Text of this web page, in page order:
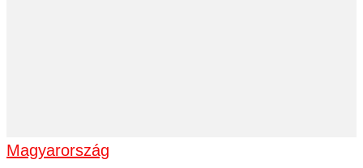
Magyarország